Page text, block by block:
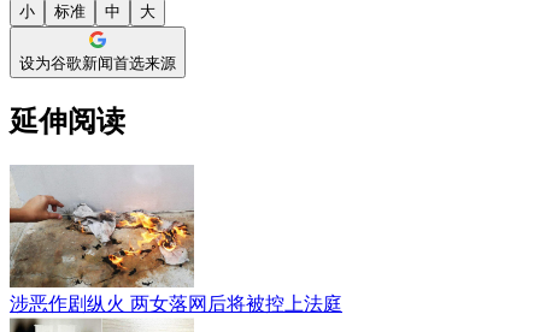
小 标准 中 大
设为谷歌新闻首选来源
延伸阅读
涉恶作剧纵火 两女落网后将被控上法庭